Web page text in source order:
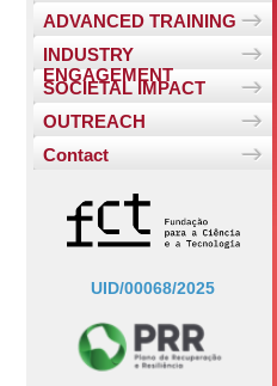
ADVANCED TRAINING
INDUSTRY
ENGAGEMENT
SOCIETAL IMPACT
OUTREACH
Contact
UID/00068/2025